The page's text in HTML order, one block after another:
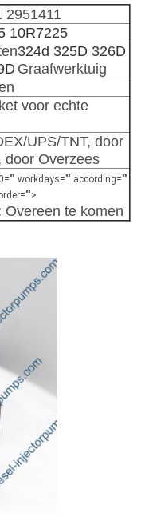
2951411
10R7225
324d 325D 326D
Graafwerktuig
voor echte
UPS/TNT, door
door Overzees
workdays="" according=""
Overeen te komen